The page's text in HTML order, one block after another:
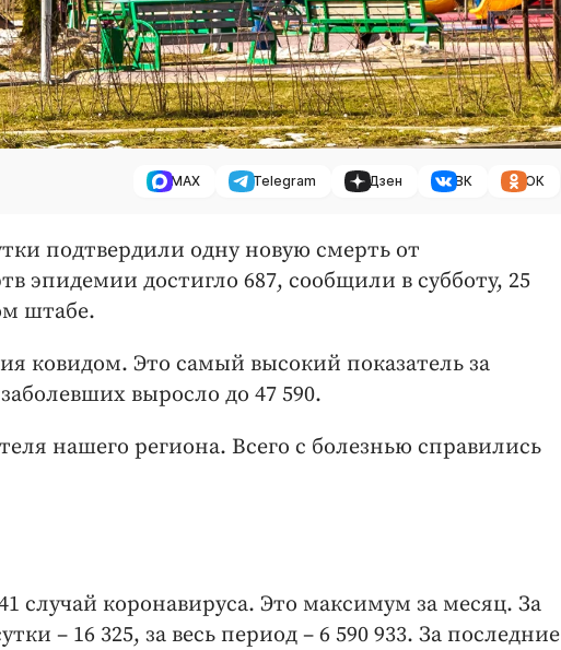
MAX Telegram Дзен ВК ОК
подтвердили одну новую смерть от
эпидемии достигло 687, сообщили в субботу, 25
штабе.
ковидом. Это самый высокий показатель за
выросло до 47 590.
нашего региона. Всего с болезнью справились
случай коронавируса. Это максимум за месяц. За
– 16 325, за весь период – 6 590 933. За последние